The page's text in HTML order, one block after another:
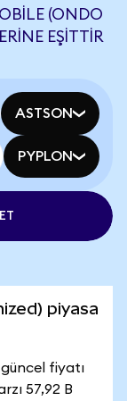
(ONDO
EŞITTIR
ASTSON
PYPLON
piyasa
fiyatı
57,92 B